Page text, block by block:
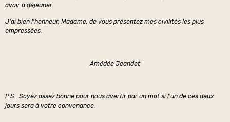
avoir à déjeuner.
J'ai bien l'honneur, Madame, de vous présentez mes civilités les plus
empressées.
Amédée Jeandet
P.S. Soyez assez bonne pour nous avertir par un mot si l'un de ces deux
jours sera à votre convenance.